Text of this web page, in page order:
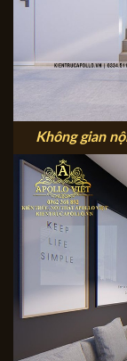
Không gian